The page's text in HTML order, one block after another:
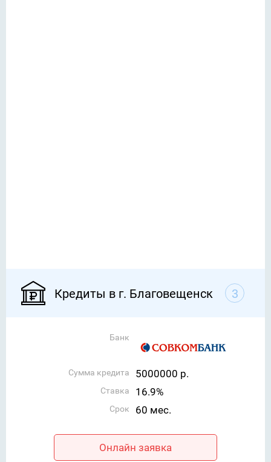
Кредиты в г. Благовещенск 3
Банк
Сумма кредита 5000000 р.
Ставка 16.9%
Срок 60 мес.
Онлайн заявка